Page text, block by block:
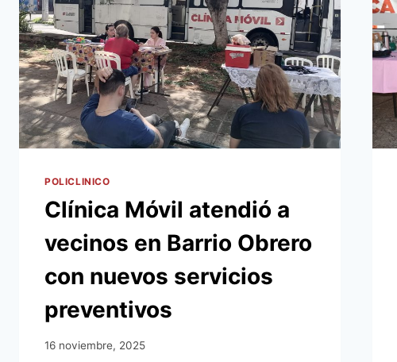
POLICLINICO
Clínica Móvil atendió a
vecinos en Barrio Obrero
con nuevos servicios
preventivos
16 noviembre, 2025